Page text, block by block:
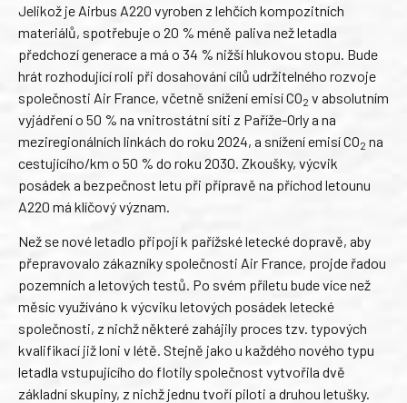
Jelikož je Airbus A220 vyroben z lehčích kompozitních
materiálů, spotřebuje o 20 % méně paliva než letadla
předchozí generace a má o 34 % nižší hlukovou stopu. Bude
hrát rozhodující roli při dosahování cílů udržitelného rozvoje
společnosti Air France, včetně snížení emisí CO2 v absolutním
vyjádření o 50 % na vnitrostátní síti z Paříže-Orly a na
meziregionálních linkách do roku 2024, a snížení emisí CO2 na
cestujícího/km o 50 % do roku 2030. Zkoušky, výcvik
posádek a bezpečnost letu při přípravě na příchod letounu
A220 má klíčový význam.
Než se nové letadlo připojí k pařížské letecké dopravě, aby
přepravovalo zákazníky společnosti Air France, projde řadou
pozemních a letových testů. Po svém příletu bude více než
měsíc využíváno k výcviku letových posádek letecké
společnosti, z nichž některé zahájily proces tzv. typových
kvalifikací již loni v létě. Stejně jako u každého nového typu
letadla vstupujícího do flotily společnost vytvořila dvě
základní skupiny, z nichž jednu tvoří piloti a druhou letušky.